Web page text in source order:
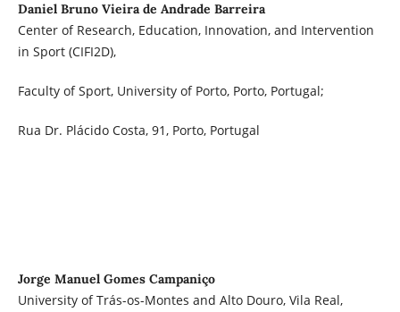
Daniel Bruno Vieira de Andrade Barreira
Center of Research, Education, Innovation, and Intervention
in Sport (CIFI2D),
Faculty of Sport, University of Porto, Porto, Portugal;
Rua Dr. Plácido Costa, 91, Porto, Portugal
Jorge Manuel Gomes Campaniço
University of Trás-os-Montes and Alto Douro, Vila Real,